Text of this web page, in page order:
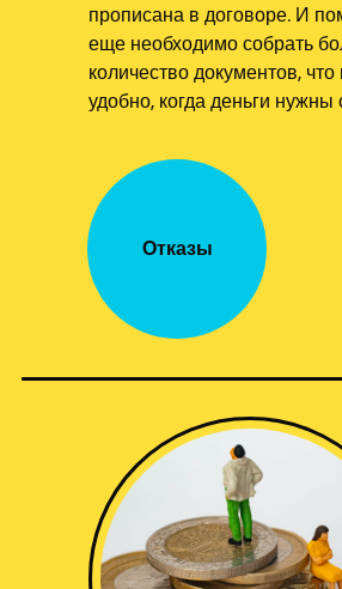
Отказы
прописана в договоре. И
еще необходимо собрать
количество документов, что
удобно, когда деньги нужны